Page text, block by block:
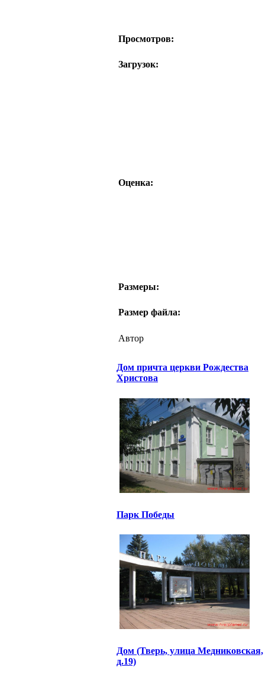
Просмотров:
Загрузок:
Оценка:
Размеры:
Размер файла:
Автор
Дом причта церкви Рождества
Христова
Парк Победы
Дом (Тверь, улица Медниковская,
д.19)